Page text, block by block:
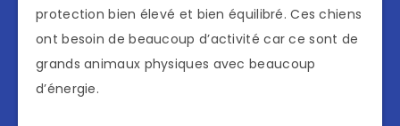
protection bien élevé et bien équilibré. Ces chiens
ont besoin de beaucoup d’activité car ce sont de
grands animaux physiques avec beaucoup
d’énergie.